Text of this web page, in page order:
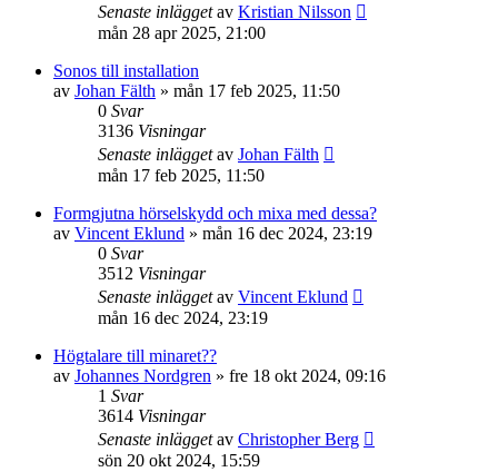
Senaste inläggetav Kristian Nilsson
mån 28 apr 2025, 21:00
Sonos till installation
av Johan Fälth » mån 17 feb 2025, 11:50
0 Svar
3136 Visningar
Senaste inläggetav Johan Fälth
mån 17 feb 2025, 11:50
Formgjutna hörselskydd och mixa med dessa?
av Vincent Eklund » mån 16 dec 2024, 23:19
0 Svar
3512 Visningar
Senaste inläggetav Vincent Eklund
mån 16 dec 2024, 23:19
Högtalare till minaret??
av Johannes Nordgren » fre 18 okt 2024, 09:16
1 Svar
3614 Visningar
Senaste inläggetav Christopher Berg
sön 20 okt 2024, 15:59